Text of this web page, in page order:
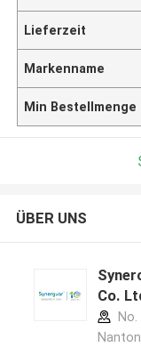
Lieferzeit
Markenname
Min Bestellmenge
ÜBER UNS
Co.